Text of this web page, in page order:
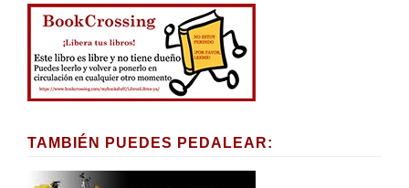
TAMBIÉN PUEDES PEDALEAR: